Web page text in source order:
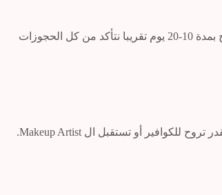
من المهم يبقى معانا جدول زمني مبدأئي للتحضيرات، بحيث يشمل حجز ال Makeup artist والمصوريين ومكان التصوير وغيرهم من التفاصيل. كمان لازم قبل الفرح بمدة 10-20 يوم تقريبا نتأكد من كل الحجوزات